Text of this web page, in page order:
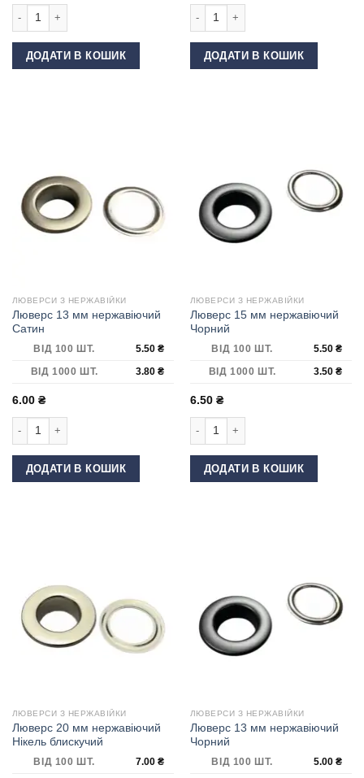
ДОДАТИ В КОШИК ДОДАТИ В КОШИК
ЛЮВЕРСИ З НЕРЖАВІЙКИ
Люверс 13 мм нержавіючий
Сатин
ВІД 100 ШТ. 5.50₴
ВІД 1000 ШТ.
3.80₴
6.00 ₴
ДОДАТИ В КОШИК
ЛЮВЕРСИ З НЕРЖАВІЙКИ
Люверс 15 мм нержавіючий
Чорний
ВІД 100 ШТ. 5.50₴
ВІД 1000 ШТ.
3.50₴
6.50 ₴
ДОДАТИ В КОШИК
ЛЮВЕРСИ З НЕРЖАВІЙКИ
Люверс 20 мм нержавіючий
Нікель блискучий
ВІД 100 ШТ. 7.00₴
ЛЮВЕРСИ З НЕРЖАВІЙКИ
Люверс 13 мм нержавіючий
Чорний
ВІД 100 ШТ. 5.00₴